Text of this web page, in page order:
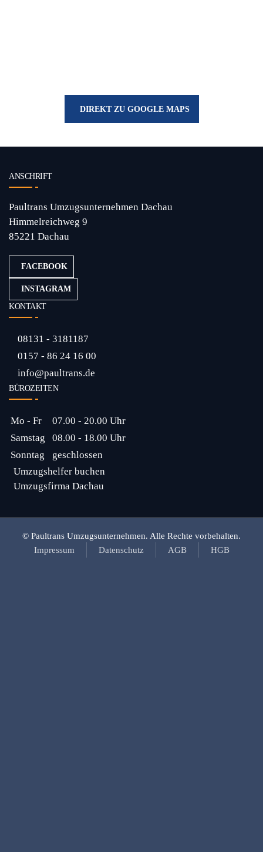
DIREKT ZU GOOGLE MAPS
ANSCHRIFT
Paultrans Umzugsunternehmen Dachau
Himmelreichweg 9
85221 Dachau
FACEBOOK
INSTAGRAM
KONTAKT
08131 - 3181187
0157 - 86 24 16 00
info@paultrans.de
BÜROZEITEN
Mo - Fr
07.00 - 20.00 Uhr
Samstag
08.00 - 18.00 Uhr
Sonntag
geschlossen
Umzugshelfer buchen
Umzugsfirma Dachau
© Paultrans Umzugsunternehmen. Alle Rechte vorbehalten.
Impressum
Datenschutz AGB HGB